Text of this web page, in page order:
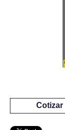
Cotizar